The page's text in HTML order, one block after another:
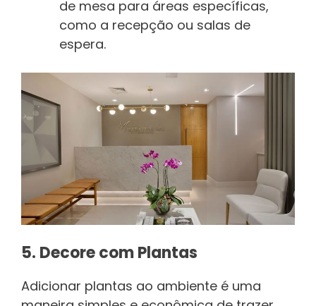
de mesa para áreas específicas,
como a recepção ou salas de
espera.
5. Decore com Plantas
Adicionar plantas ao ambiente é uma